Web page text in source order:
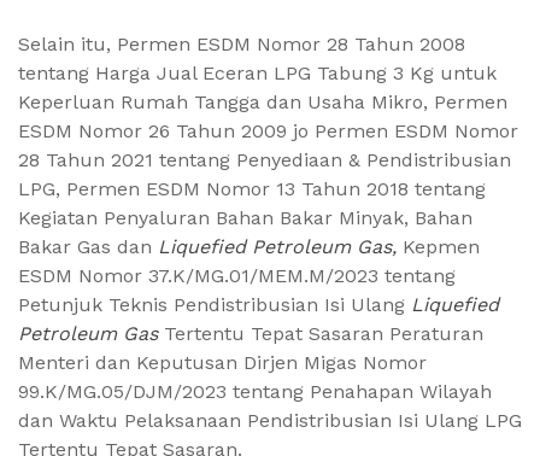
Selain itu, Permen ESDM Nomor 28 Tahun 2008
tentang Harga Jual Eceran LPG Tabung 3 Kg untuk
Keperluan Rumah Tangga dan Usaha Mikro, Permen
ESDM Nomor 26 Tahun 2009 jo Permen ESDM Nomor
28 Tahun 2021 tentang Penyediaan & Pendistribusian
LPG, Permen ESDM Nomor 13 Tahun 2018 tentang
Kegiatan Penyaluran Bahan Bakar Minyak, Bahan
Bakar Gas dan Liquefied Petroleum Gas, Kepmen
ESDM Nomor 37.K/MG.01/MEM.M/2023 tentang
Petunjuk Teknis Pendistribusian Isi Ulang Liquefied
Petroleum Gas Tertentu Tepat Sasaran Peraturan
Menteri dan Keputusan Dirjen Migas Nomor
99.K/MG.05/DJM/2023 tentang Penahapan Wilayah
dan Waktu Pelaksanaan Pendistribusian Isi Ulang LPG
Tertentu Tepat Sasaran.